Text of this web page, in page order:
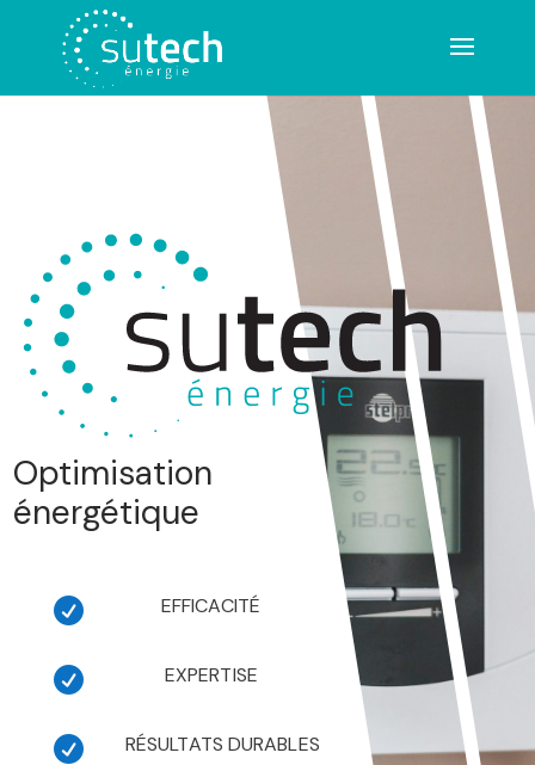
Optimisation
énergétique
 EFFICACITÉ
 EXPERTISE
 RÉSULTATS DURABLES